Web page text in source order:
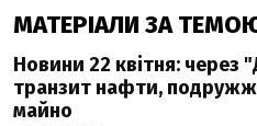
МАТЕРІАЛИ ЗА
Новини 22 квітня: через
транзит нафти,
майно